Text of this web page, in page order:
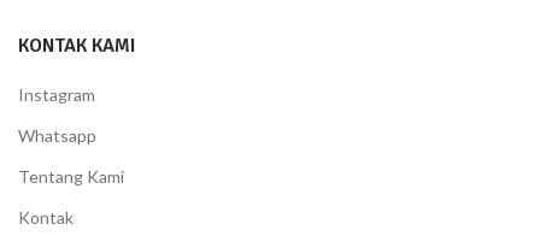
KONTAK KAMI
Instagram
Whatsapp
Tentang Kami
Kontak